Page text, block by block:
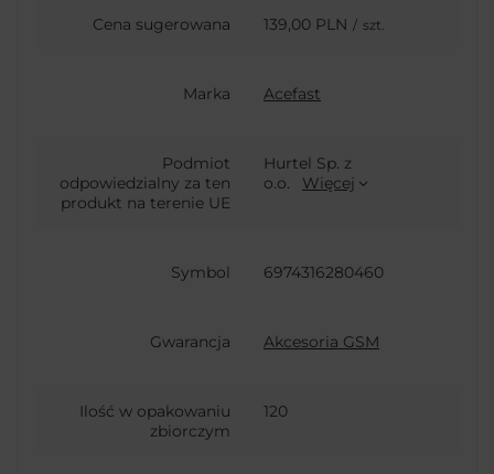
Cena sugerowana 139,00 PLN / szt.
Marka Acefast
Podmiot
odpowiedzialny za ten
produkt na terenie UE
Hurtel Sp. z
o.o.
Więcej
Symbol 6974316280460
Gwarancja Akcesoria GSM
Ilość w opakowaniu
zbiorczym
120